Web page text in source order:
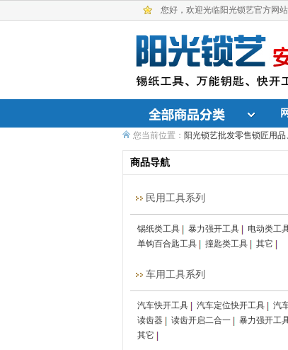
您好，欢迎光临阳光锁艺官方网站
您当前位置： 阳光锁艺批发零售锁匠用
商品导航
民用工具系列
锡纸类工具 暴力强开工具
电动类工
单钩百合匙工具
撞匙类工具 其它
车用工具系列
汽车快开工具 汽车定位快开工具
汽
读齿器
读齿开启二合一
暴力强开工
其它